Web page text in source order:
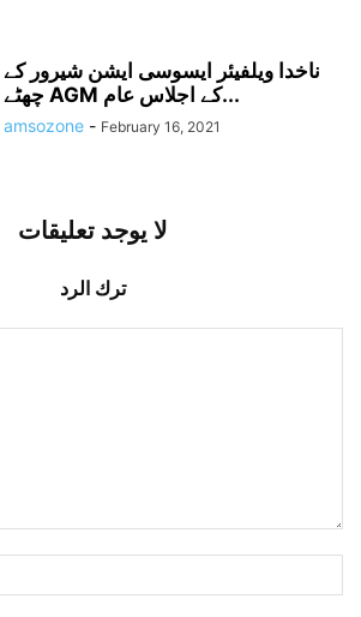
ناخدا ویلفیئر ایسوسی ایشن شیرور کے
چھٹے AGM کے اجلاس عام...
amsozone - February 16, 2021
لا يوجد تعليقات
ترك الرد